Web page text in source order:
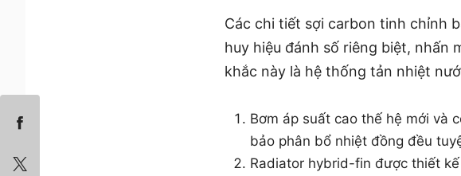
Các chi tiết sợi carbon tinh chỉnh
huy hiệu đánh số riêng biệt, nhấn
khắc này là hệ thống tản nhiệt
Bơm áp suất cao thế hệ mới và
bảo phân bổ nhiệt đồng đều
Radiator hybrid-fin được thiết